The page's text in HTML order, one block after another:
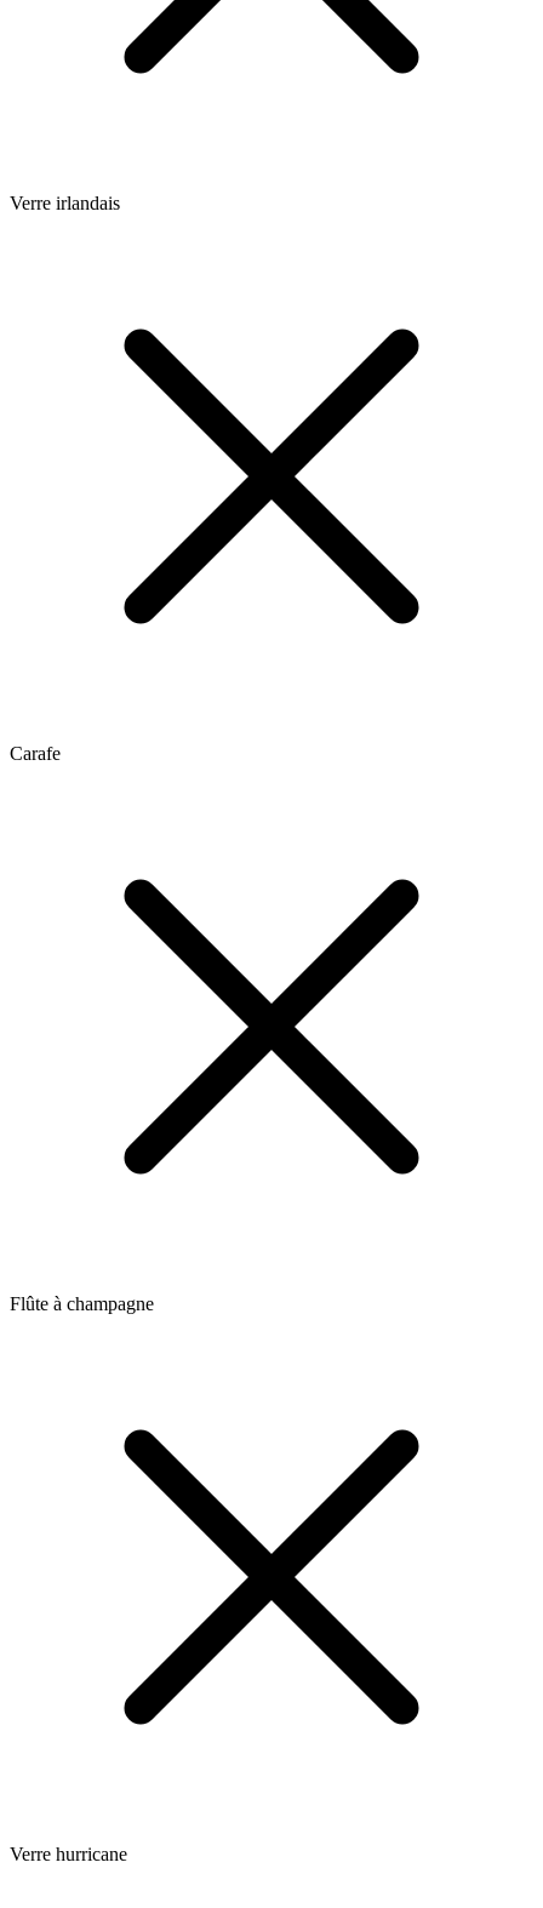
Verre irlandais
Carafe
Flûte à champagne
Verre hurricane